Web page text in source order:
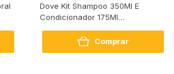
Dove Kit Shampoo 350Ml E
Condicionador 175Ml
Comprar